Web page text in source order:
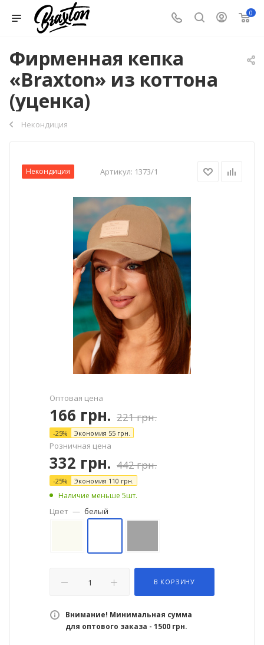
0
Фирменная кепка
«Braxton» из коттона
(уценка)
Некондиция
Некондиция Артикул: 1373/1
Оптовая цена
166 грн. 221грн.
-25% Экономия 55 грн.
Розничная цена
332 грн. 442грн.
-25% Экономия 110 грн.
Наличие меньше 5шт.
Цвет — белый
В КОРЗИНУ
Внимание! Минимальная сумма
для оптового заказа - 1500 грн.